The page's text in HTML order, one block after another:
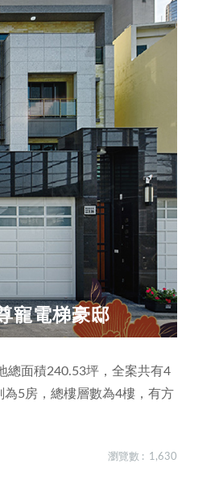
寵電梯豪邸
總面積240.53坪，全案共有4
5房，總樓層數為4樓，有方
瀏覽數 : 1,630